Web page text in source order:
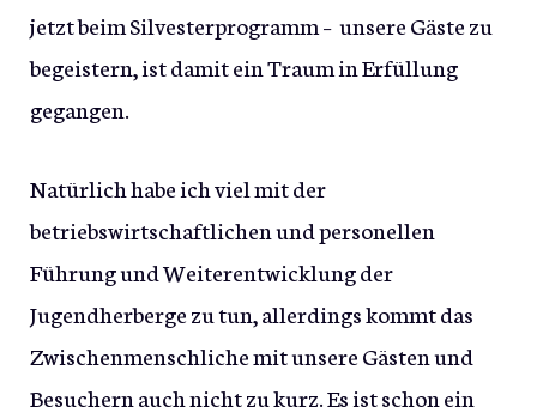
jetzt beim Silvesterprogramm – unsere Gäste zu
begeistern, ist damit ein Traum in Erfüllung
gegangen.
Natürlich habe ich viel mit der
betriebswirtschaftlichen und personellen
Führung und Weiterentwicklung der
Jugendherberge zu tun, allerdings kommt das
Zwischenmenschliche mit unsere Gästen und
Besuchern auch nicht zu kurz. Es ist schon ein